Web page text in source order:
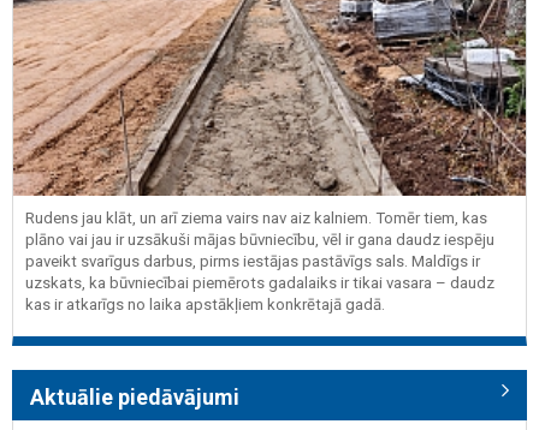
Rudens jau klāt, un arī ziema vairs nav aiz kalniem. Tomēr tiem, kas
plāno vai jau ir uzsākuši mājas būvniecību, vēl ir gana daudz iespēju
paveikt svarīgus darbus, pirms iestājas pastāvīgs sals. Maldīgs ir
uzskats, ka būvniecībai piemērots gadalaiks ir tikai vasara – daudz
kas ir atkarīgs no laika apstākļiem konkrētajā gadā.
Aktuālie piedāvājumi